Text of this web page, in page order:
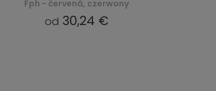
Fph - červená, czerwony
od 30,24 €